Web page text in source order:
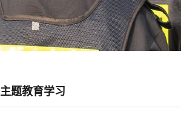
主题教育学习